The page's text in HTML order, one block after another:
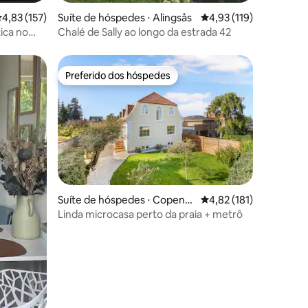
de uma avaliação média de 5, 157 avaliações
4,83 (157)
no
Suíte de hóspedes ⋅ Alingsås 4,93 de uma avaliação
4,93 (119)
Chalé de Sally ao longo da estrada 42
hóspedes Preferido dos hóspedes
Preferido dos hóspedes
Suíte de hóspedes ⋅ Copenh
ague
4,82 de uma avaliação
4,82 (181)
Linda microcasa perto da praia + metrô